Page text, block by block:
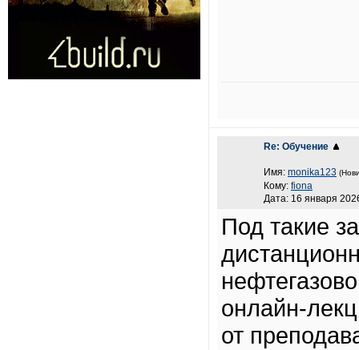
Re: Обучение
Имя: monika123
Кому: fiona
Дата: 16 января
Под такие
онлайн-
от